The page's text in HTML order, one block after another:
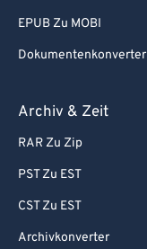
EPUB Zu MOBI
Dokumentenkonverter
Archiv & Zeit
RAR Zu Zip
PST Zu EST
CST Zu EST
Archivkonverter